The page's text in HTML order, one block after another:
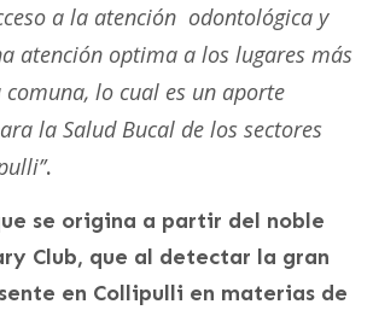
a la atención odontológica y
atención optima a los lugares más
lo cual es un aporte
la Salud Bucal de los sectores
.
se origina a partir del noble
Club, que al detectar la gran
en Collipulli en materias de